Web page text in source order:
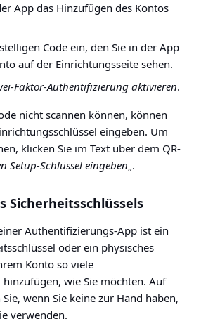
App das Hinzufügen des Kontos
Code ein, den Sie in der App
auf der Einrichtungsseite sehen.
Faktor-Authentifizierung aktivieren.
nicht scannen können, können
eingeben. Um
klicken Sie im Text über dem QR-
Setup-Schlüssel eingeben„.
Sicherheitsschlüssels
Authentifizierungs-App ist ein
oder ein physisches
Konto so viele
hinzufügen, wie Sie möchten. Auf
wenn Sie keine zur Hand haben,
verwenden.